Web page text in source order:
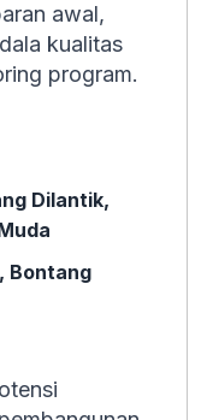
awal,
kualitas
program.
Dilantik,
Bontang